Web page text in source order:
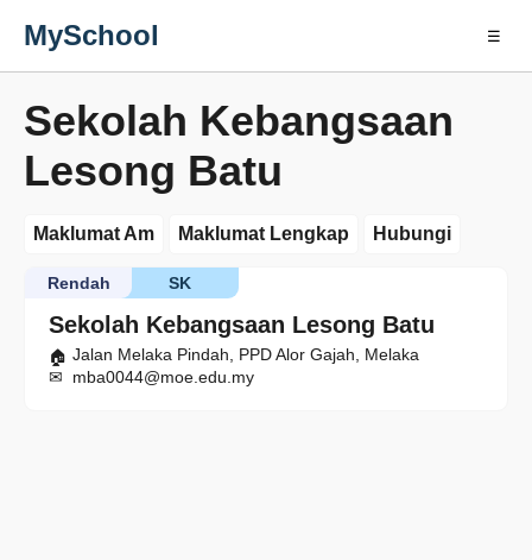
MySchool ☰
Sekolah Kebangsaan
Lesong Batu
Maklumat Am Maklumat Lengkap Hubungi
Sekolah Kebangsaan Lesong Batu
SK
Rendah
Jalan Melaka Pindah, PPD Alor Gajah, Melaka
mba0044@moe.edu.my